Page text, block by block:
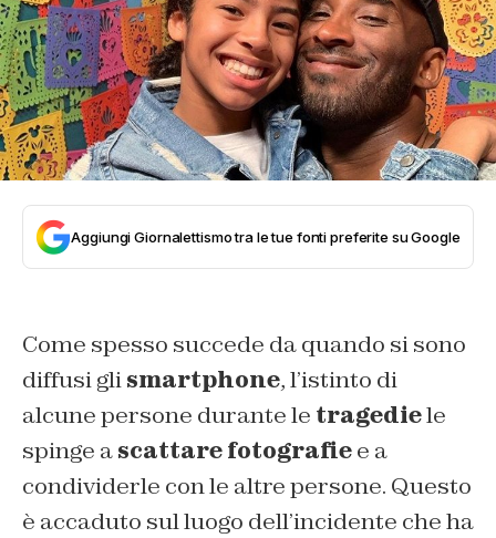
Aggiungi Giornalettismo tra le tue fonti preferite su Google
Come spesso succede da quando si sono
diffusi glismartphone, l’istinto di
alcune persone durante le tragediele
spinge ascattare fotografiee a
condividerle con le altre persone. Questo
è accaduto sul luogo dell’incidente che ha